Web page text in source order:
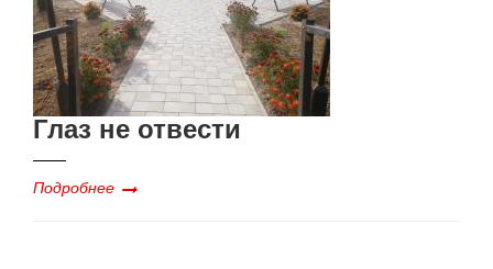
Глаз не отвести
Подробнее